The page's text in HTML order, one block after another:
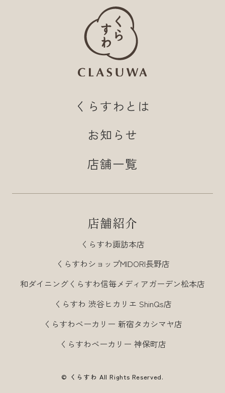
くらすわとは
お知らせ
店舗一覧
店舗紹介
くらすわ諏訪本店
くらすわショップMIDORI長野店
和ダイニングくらすわ信毎メディアガーデン松本店
くらすわ 渋谷ヒカリエ ShinQs店
くらすわベーカリー 新宿タカシマヤ店
くらすわベーカリー 神保町店
© くらすわ All Rights Reserved.